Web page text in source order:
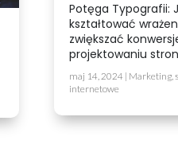
Potęga Typografii:
kształtować
zwiększać
projektowaniu stron
maj 14, 2024 | Marketing,
internetowe